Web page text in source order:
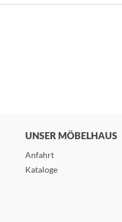
UNSER MÖBELHAUS
Anfahrt
Kataloge